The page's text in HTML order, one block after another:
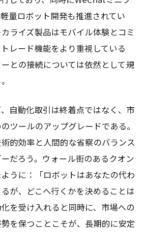
量ロボット開発も推進されてい
ライズ製品はモバイル体験とコミ
レード機能をより重視している
との接続については依然として規
自動化取引は終着点ではなく、市
ツールのアップグレードである。
的効率と人間的な省察のバランス
だろう。ウォール街のあるクオン
うに：「ロボットはあなたの代わ
が、どこへ行くかを決めることは
を受け入れると同時に、市場への
を保つことこそが、長期的に安定